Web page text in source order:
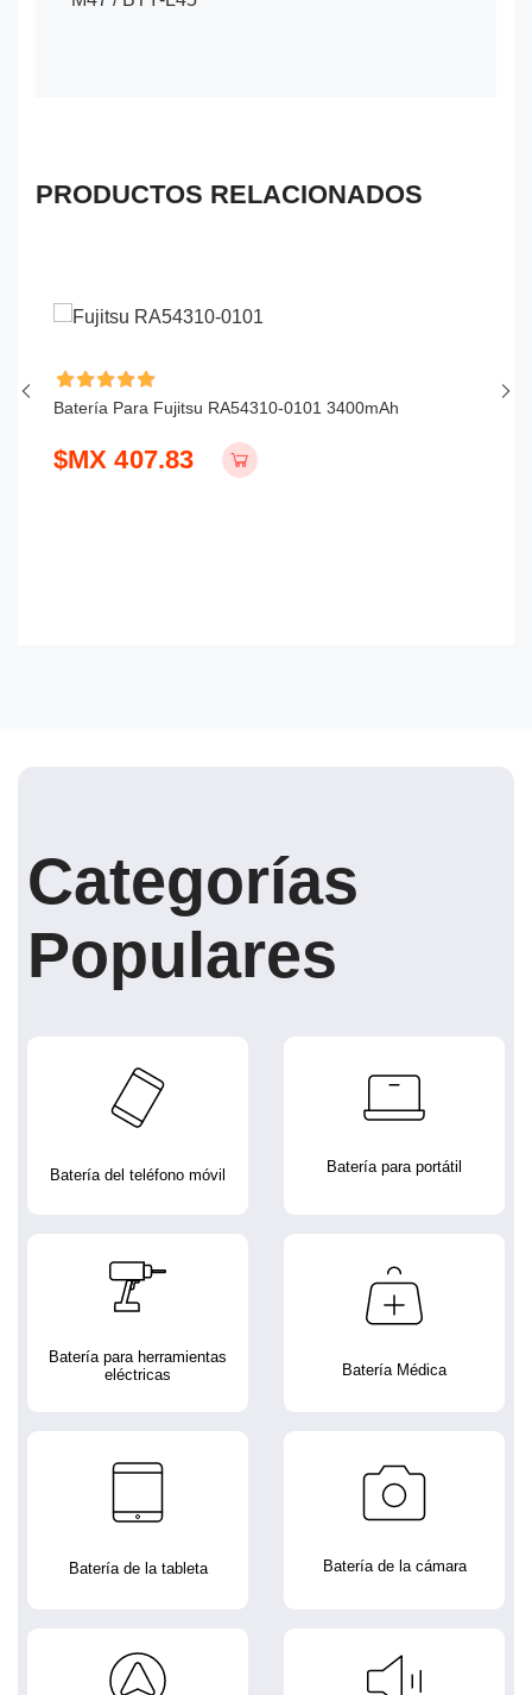
PRODUCTOS RELACIONADOS
Batería Para Fujitsu RA54310-0101 3400mAh
$MX 407.83
Categorías
Populares
Batería del teléfono móvil Batería para portátil
Batería para herramientas
eléctricas
Batería Médica
Batería de la tableta Batería de la cámara